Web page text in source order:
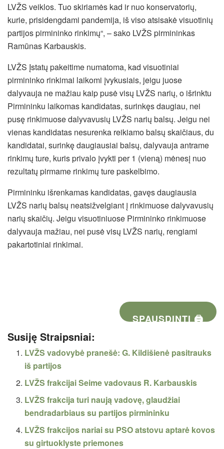
LVŽS veiklos. Tuo skiriamės kad ir nuo konservatorių,
kurie, prisidengdami pandemija, iš viso atsisakė visuotinių
partijos pirmininko rinkimų“, – sako LVŽS pirmininkas
Ramūnas Karbauskis.
LVŽS Įstatų pakeitime numatoma, kad visuotiniai
pirmininko rinkimai laikomi įvykusiais, jeigu juose
dalyvauja ne mažiau kaip pusė visų LVŽS narių, o išrinktu
Pirmininku laikomas kandidatas, surinkęs daugiau, nei
pusę rinkimuose dalyvavusių LVŽS narių balsų. Jeigu nei
vienas kandidatas nesurenka reikiamo balsų skaičiaus, du
kandidatai, surinkę daugiausiai balsų, dalyvauja antrame
rinkimų ture, kuris privalo įvykti per 1 (vieną) mėnesį nuo
rezultatų pirmame rinkimų ture paskelbimo.
Pirmininku išrenkamas kandidatas, gavęs daugiausia
LVŽS narių balsų neatsižvelgiant į rinkimuose dalyvavusių
narių skaičių. Jeigu visuotiniuose Pirmininko rinkimuose
dalyvauja mažiau, nei pusė visų LVŽS narių, rengiami
pakartotiniai rinkimai.
SPAUSDINTI 🖨
Susiję Straipsniai:
LVŽS vadovybė pranešė: G. Kildišienė pasitrauks
iš partijos
LVŽS frakcijai Seime vadovaus R. Karbauskis
LVŽS frakcija turi naują vadovę, glaudžiai
bendradarbiaus su partijos pirmininku
LVŽS frakcijos nariai su PSO atstovu aptarė kovos
su girtuoklyste priemones